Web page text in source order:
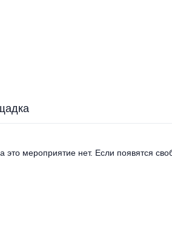
это мероприятие нет. Если появятся